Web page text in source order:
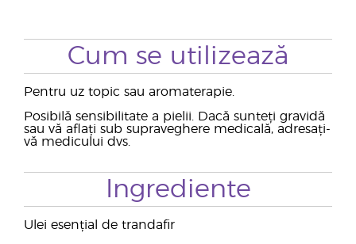
Cum se utilizează
Pentru uz topic sau aromaterapie.
Posibilă sensibilitate a pielii. Dacă sunteți gravidă
sau vă aflați sub supraveghere medicală, adresați-
vă medicului dvs.
Ingrediente
Ulei esențial de trandafir